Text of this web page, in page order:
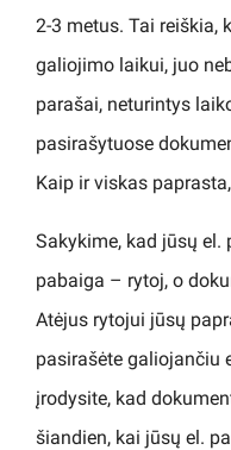
2-3 metus. Tai reiškia,
galiojimo laikui, juo
parašai, neturintys
pasirašytuose
Kaip ir viskas
Sakykime, kad jūsų
pabaiga – rytoj, o
Atėjus rytojui jūsų
pasirašėte galiojančiu
įrodysite, kad
šiandien, kai jūsų el.